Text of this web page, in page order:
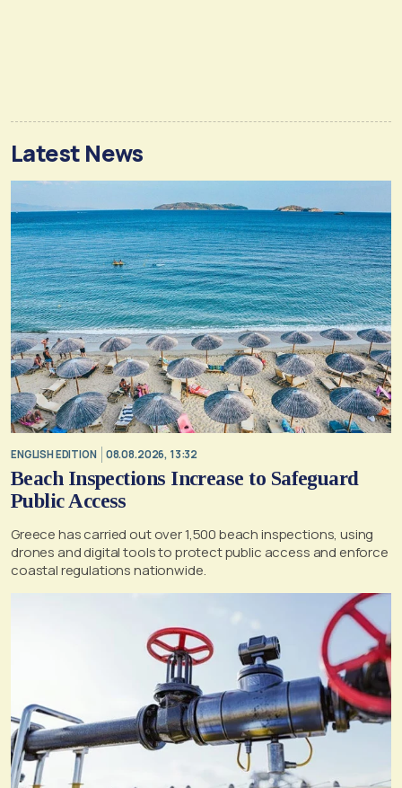
Latest News
ENGLISH EDITION 08.08.2026, 13:32
Beach Inspections Increase to Safeguard
Public Access
Greece has carried out over 1,500 beach inspections, using
drones and digital tools to protect public access and enforce
coastal regulations nationwide.